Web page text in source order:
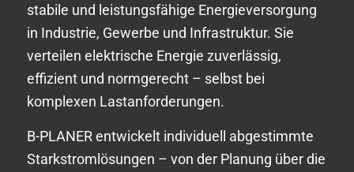
stabile und leistungsfähige Energieversorgung
in Industrie, Gewerbe und Infrastruktur. Sie
verteilen elektrische Energie zuverlässig,
effizient und normgerecht – selbst bei
komplexen Lastanforderungen.
B-PLANER entwickelt individuell abgestimmte
Starkstromlösungen – von der Planung über die